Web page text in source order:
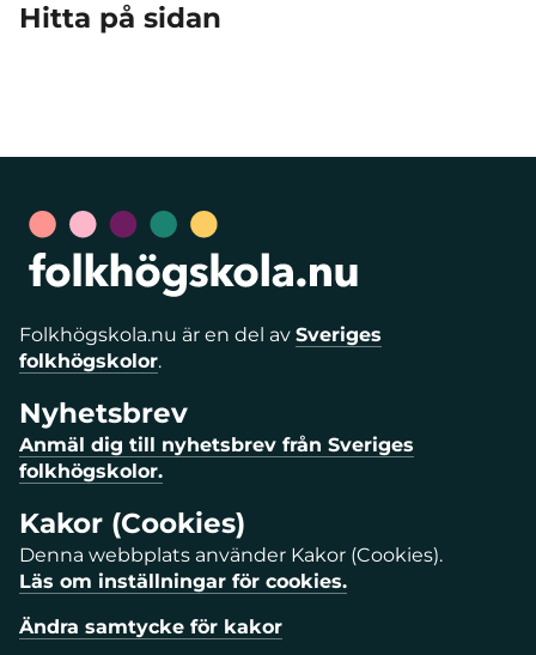
Hitta på sidan
Folkhögskola.nu är en del av Sveriges
folkhögskolor.
Nyhetsbrev
Anmäl dig till nyhetsbrev från Sveriges
folkhögskolor.
Kakor (Cookies)
Denna webbplats använder Kakor (Cookies).
Läs om inställningar för cookies.
Ändra samtycke för kakor